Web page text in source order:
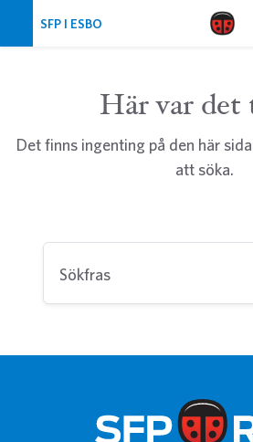
SFP I ESBO
Här var det
Det finns ingenting på den här
att söka.
Sökfras